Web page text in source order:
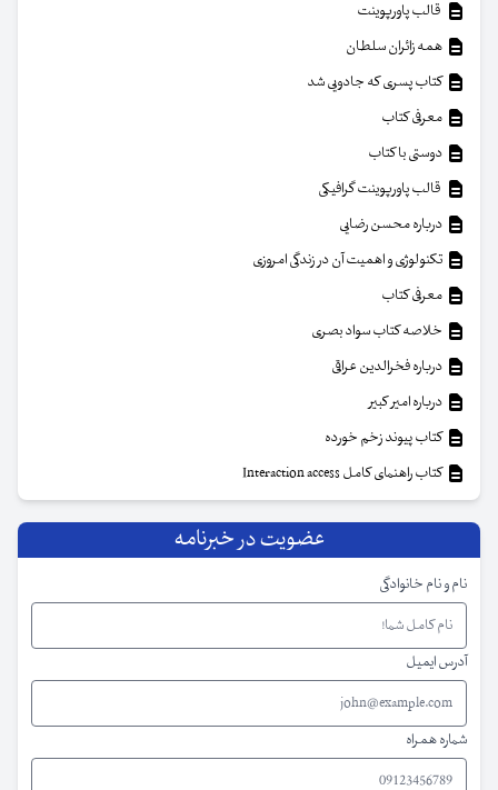
قالب پاورپوینت
همه زائران سلطان
کتاب پسری که جادویی شد
معرفی کتاب
دوستی با کتاب
قالب پاورپوینت گرافیکی
درباره محسن رضایی
تکنولوژی و اهمیت آن در زندگی امروزی
معرفی کتاب
خلاصه کتاب سواد بصری
درباره فخرالدین عراقی
درباره امیر کبیر
کتاب پیوند زخم خورده
کتاب راهنمای کامل Interaction access
عضویت در خبرنامه
نام و نام خانوادگی
آدرس ایمیل
شماره همراه